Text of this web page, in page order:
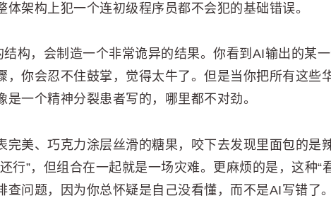
架构上犯一个连初级程序员都不会犯的基础错误。
结构，会制造一个非常诡异的结果。你看到AI输出的某
，你会忍不住鼓掌，觉得太牛了。但是当你把所有这些
一个精神分裂患者写的，哪里都不对劲。
美、巧克力涂层丝滑的糖果，咬下去发现里面包的是
行”，但组合在一起就是一场灾难。更麻烦的是，这种“
问题，因为你总怀疑是自己没看懂，而不是AI写错了。